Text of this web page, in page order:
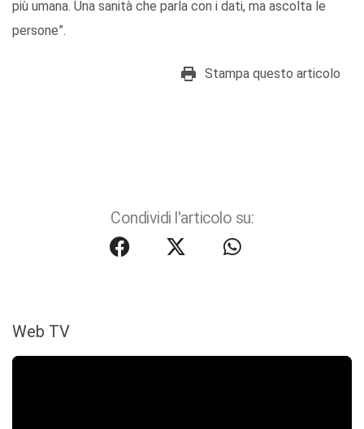
più umana. Una sanità che parla con i dati, ma ascolta le
persone”.
Stampa questo articolo
Condividi l'articolo su:
Web TV